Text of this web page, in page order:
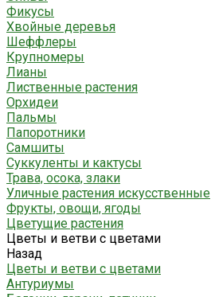
Фикусы
Хвойные деревья
Шеффлеры
Крупномеры
Лианы
Лиственные растения
Орхидеи
Пальмы
Папоротники
Самшиты
Суккуленты и кактусы
Трава, осока, злаки
Уличные растения искусственные
Фрукты, овощи, ягоды
Цветущие растения
Цветы и ветви с цветами
Назад
Цветы и ветви с цветами
Антуриумы